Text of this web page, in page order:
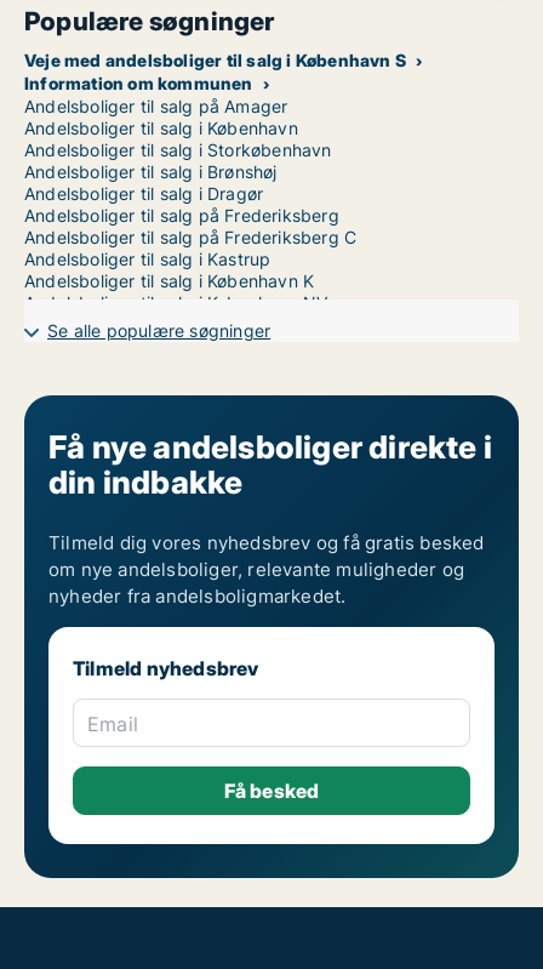
Populære søgninger
Veje med andelsboliger til salg i København S
Information om kommunen
Andelsboliger til salg på Amager
Andelsboliger til salg i København
Andelsboliger til salg i Storkøbenhavn
Andelsboliger til salg i Brønshøj
Andelsboliger til salg i Dragør
Andelsboliger til salg på Frederiksberg
Andelsboliger til salg på Frederiksberg C
Andelsboliger til salg i Kastrup
Andelsboliger til salg i København K
Andelsboliger til salg i København NV
Andelsboliger til salg i København SV
Andelsboliger til salg i Nordhavn
Andelsboliger til salg i Vanløse
Andelsboliger til salg på Vesterbro
Andelsboliger til salg i Ørestad
Andelsboliger til salg på Østerbro
Se alle populære søgninger
Få nye andelsboliger direkte i
din indbakke
Tilmeld dig vores nyhedsbrev og få gratis besked
om nye andelsboliger, relevante muligheder og
nyheder fra andelsboligmarkedet.
Tilmeld nyhedsbrev
Email